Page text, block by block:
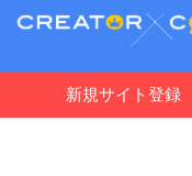
新規サイト登録